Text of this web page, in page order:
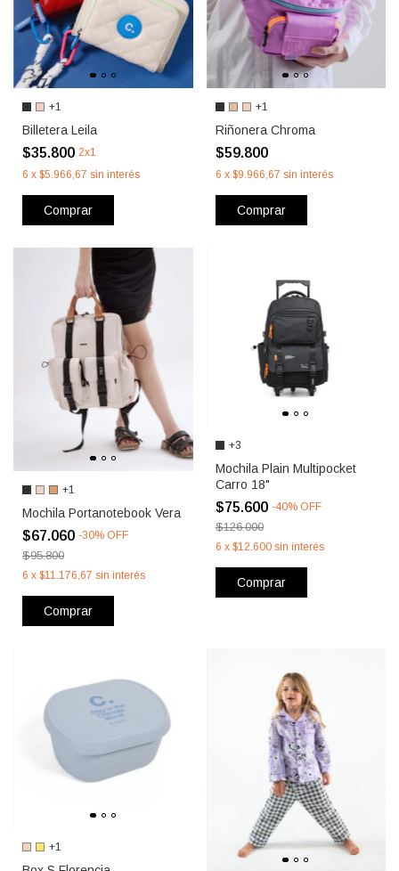
+1
Billetera Leila
$35.800 2x1
6 x $5.966,67 sin interés
Comprar
+1
Riñonera Chroma
$59.800
6 x $9.966,67 sin interés
Comprar
+1
Mochila Portanotebook Vera
$67.060 -30% OFF
$95.800
6 x $11.176,67 sin interés
Comprar
+3
Mochila Plain Multipocket
Carro 18"
$75.600 -40% OFF
$126.000
6 x $12.600 sin interés
Comprar
+1